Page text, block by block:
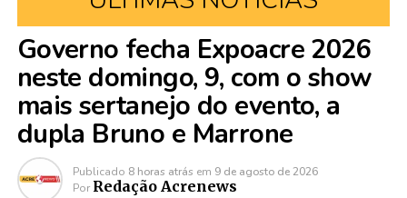
Governo fecha Expoacre 2026
neste domingo, 9, com o show
mais sertanejo do evento, a
dupla Bruno e Marrone
Publicado 8 horas atrás em 9 de agosto de 2026
Por Redação Acrenews